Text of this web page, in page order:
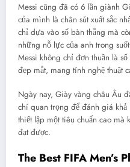
Messi cũng đã có 6 lần giành
của mình là chân sút xuất sắc
chỉ dựa vào số bàn thắng mà
những nỗ lực của anh trong
Messi không chỉ đơn thuần là
đẹp mắt, mang tính nghệ thuật
Ngày nay, Giày vàng châu Âu
chí quan trọng để đánh giá khả
thiết lập một tiêu chuẩn cao mà
đạt được.
The Best FIFA Men’s